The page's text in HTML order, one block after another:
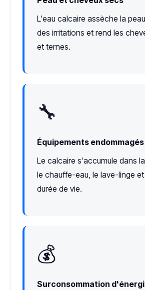
L'eau calcaire assèche la
des irritations et rend les
et ternes.
🔧
Équipements endommagés
Le calcaire s'accumule dans
le chauffe-eau, le lave-linge
durée de vie.
💰
Surconsommation